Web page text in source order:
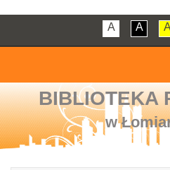
A A A
BIBLIOTEKA
w